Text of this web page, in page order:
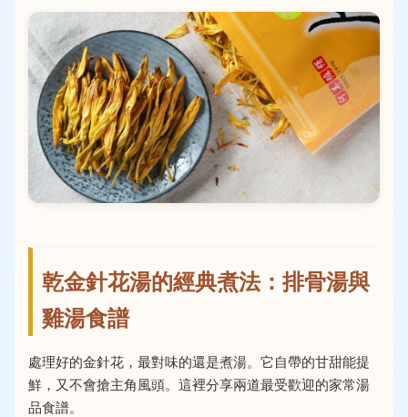
乾金針花湯的經典煮法：排骨湯與
雞湯食譜
處理好的金針花，最對味的還是煮湯。它自帶的甘甜能提
鮮，又不會搶主角風頭。這裡分享兩道最受歡迎的家常湯
品食譜。